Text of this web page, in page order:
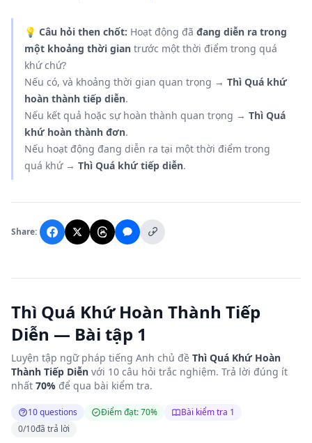
💡 Câu hỏi then chốt: Hoạt động đã đang diễn ra trong
một khoảng thời gian trước một thời điểm trong quá
khứ chứ?
Nếu có, và khoảng thời gian quan trọng → Thì Quá khứ
hoàn thành tiếp diễn.
Nếu kết quả hoặc sự hoàn thành quan trọng → Thì Quá
khứ hoàn thành đơn.
Nếu hoạt động đang diễn ra tại một thời điểm trong
quá khứ → Thì Quá khứ tiếp diễn.
Share:
Thì Quá Khứ Hoàn Thành Tiếp
Diễn — Bài tập 1
Luyện tập ngữ pháp tiếng Anh chủ đề Thì Quá Khứ Hoàn
Thành Tiếp Diễn với 10 câu hỏi trắc nghiệm. Trả lời đúng ít
nhất 70% để qua bài kiểm tra.
10 questions Điểm đạt: 70%
Bài kiểm tra 1
0/10đã trả lời